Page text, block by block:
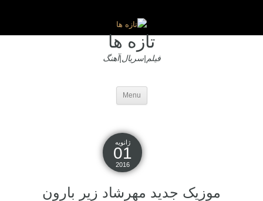
تازه ها
فیلم|سریال|آهنگ
Menu
ژانویه
01
2016
موزیک جدید مهرشاد زیر بارون